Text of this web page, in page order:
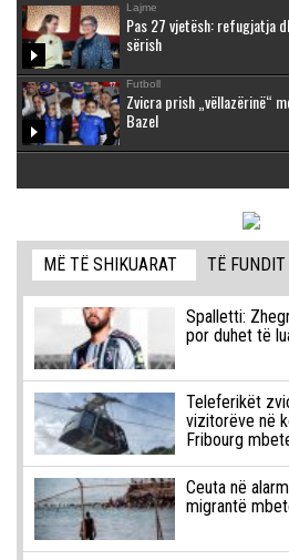
Lajme
Pas 27 vjetësh: refugjatja
sërish
Futboll
Zvicra prish „vëllazërinë“
Bazel
MË TË SHIKUARAT TË FUNDIT
Spalletti:
por duhet të
Teleferikët
vizitorëve në
Fribourg
Ceuta në
migrantë